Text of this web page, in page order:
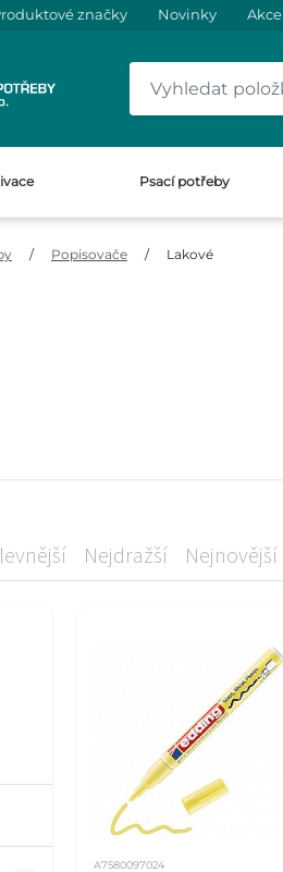
značky Novinky Akce
Psací potřeby
/ Popisovače / Lakové
Nejdražší Nejnovější
A7580097024